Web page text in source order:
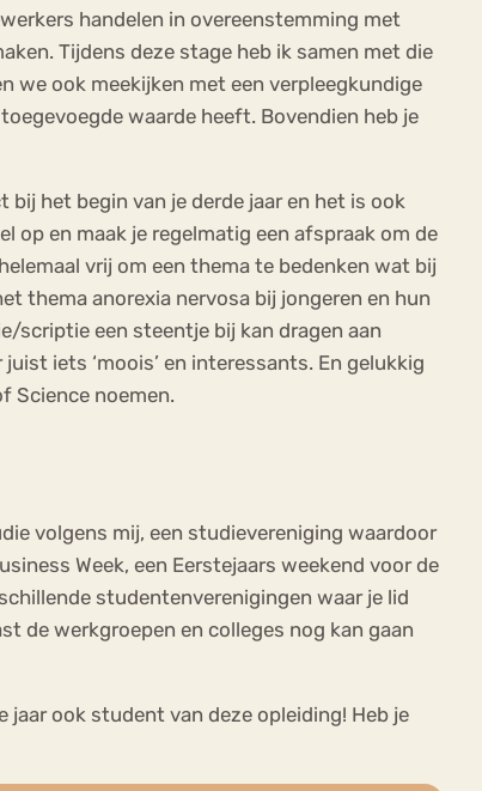
handelen in overeenstemming met
Tijdens deze stage heb ik samen met die
we ook meekijken met een verpleegkundige
waarde heeft. Bovendien heb je
het begin van je derde jaar en het is ook
op en maak je regelmatig een afspraak om de
vrij om een thema te bedenken wat bij
thema anorexia nervosa bij jongeren en hun
scriptie een steentje bij kan dragen aan
iets ‘moois’ en interessants. En gelukkig
Science noemen.
volgens mij, een studievereniging waardoor
Week, een Eerstejaars weekend voor de
studentenverenigingen waar je lid
de werkgroepen en colleges nog kan gaan
ook student van deze opleiding! Heb je